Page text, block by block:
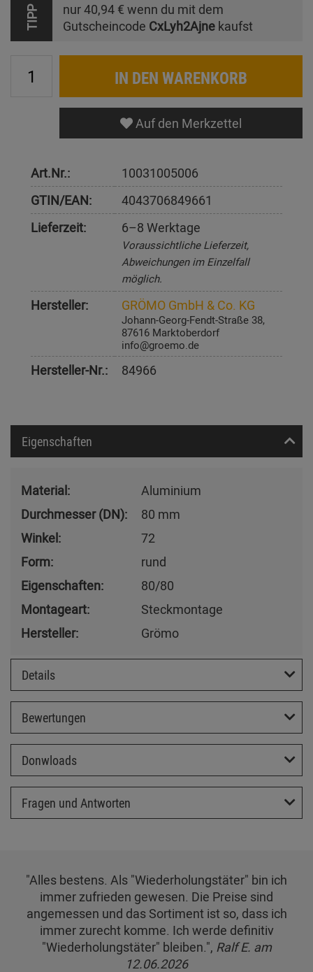
TIPP nur40,94 € wenn du mit dem
Gutscheincode CxLyh2Ajne kaufst
IN DEN WARENKORB
Auf den Merkzettel
Art.Nr.:
10031005006
GTIN/EAN:
4043706849661
Lieferzeit:
6–8 Werktage
Voraussichtliche Lieferzeit,
Abweichungen im Einzelfall
möglich.
Hersteller: GRÖMO GmbH & Co. KG
Johann-Georg-Fendt-Straße 38,
87616 Marktoberdorf
info@groemo.de
Hersteller-Nr.: 84966
Eigenschaften
Material:
Aluminium
Durchmesser (DN):
80 mm
Winkel:
72
Form:
rund
Eigenschaften:
80/80
Montageart:
Steckmontage
Hersteller:
Grömo
Details
Bewertungen
Donwloads
Fragen und Antworten
"Alles bestens. Als "Wiederholungstäter" bin ich
immer zufrieden gewesen. Die Preise sind
angemessen und das Sortiment ist so, dass ich
immer zurecht komme. Ich werde definitiv
"Wiederholungstäter" bleiben.", Ralf E. am
12.06.2026